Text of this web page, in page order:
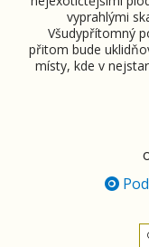
vyprahlými
Všudypřítomný
přitom bude
místy, kde v